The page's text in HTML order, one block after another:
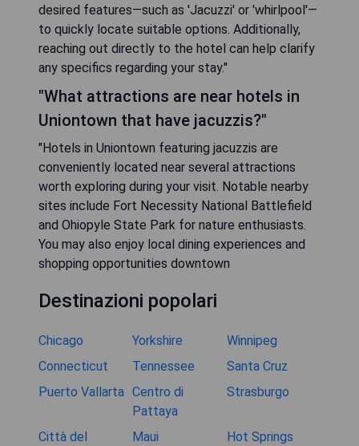
desired features—such as 'Jacuzzi' or 'whirlpool'—
to quickly locate suitable options. Additionally,
reaching out directly to the hotel can help clarify
any specifics regarding your stay."
"What attractions are near hotels in
Uniontown that have jacuzzis?"
"Hotels in Uniontown featuring jacuzzis are
conveniently located near several attractions
worth exploring during your visit. Notable nearby
sites include Fort Necessity National Battlefield
and Ohiopyle State Park for nature enthusiasts.
You may also enjoy local dining experiences and
shopping opportunities downtown
Destinazioni popolari
Chicago Yorkshire
Winnipeg
Connecticut
Tennessee
Santa Cruz
Puerto Vallarta Centro di
Pattaya
Strasburgo
Città del
Maui Hot Springs